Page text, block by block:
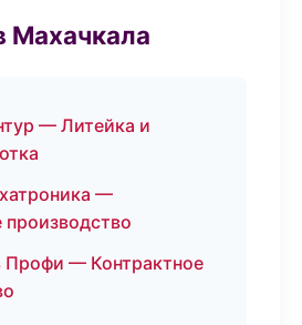
Махачкала
— Литейка и
—
производство
— Контрактное